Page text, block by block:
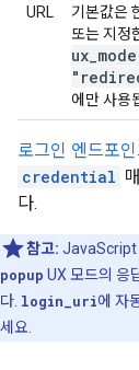
URL
기본값은
또는 지정
ux
에만 사용
로그인 엔드포
credential
다.
참고: JavaScript
popup UX 모드의 응
다. login_uri에 자
세요.